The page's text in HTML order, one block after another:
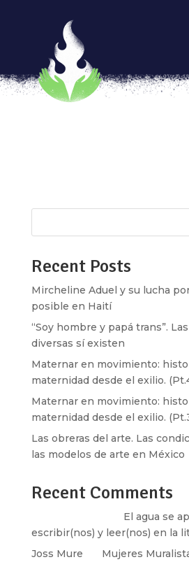
Relatar y Narrar el cuerpo
porDiana Betanzos
Que tu cuerpo sea siempre un
revelacionesAlejandra Pizarnik
Recent Posts
Mircheline Aduel y su lucha
posible en Haití
“Soy hombre y papá trans”.
diversas sí existen
Maternar en movimiento:
maternidad desde el exilio.
Maternar en movimiento:
maternidad desde el exilio.
Las obreras del arte. Las
las modelos de arte en México
Recent Comments
El agua se
escribir(nos) y leer(nos) en la
Joss Mure
Mujeres